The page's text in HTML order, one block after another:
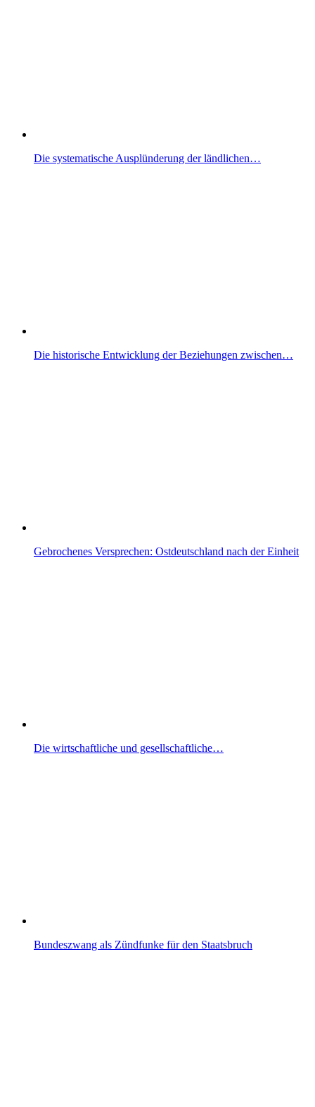
Die systematische Ausplünderung der ländlichen…
Die historische Entwicklung der Beziehungen zwischen…
Gebrochenes Versprechen: Ostdeutschland nach der Einheit
Die wirtschaftliche und gesellschaftliche…
Bundeszwang als Zündfunke für den Staatsbruch